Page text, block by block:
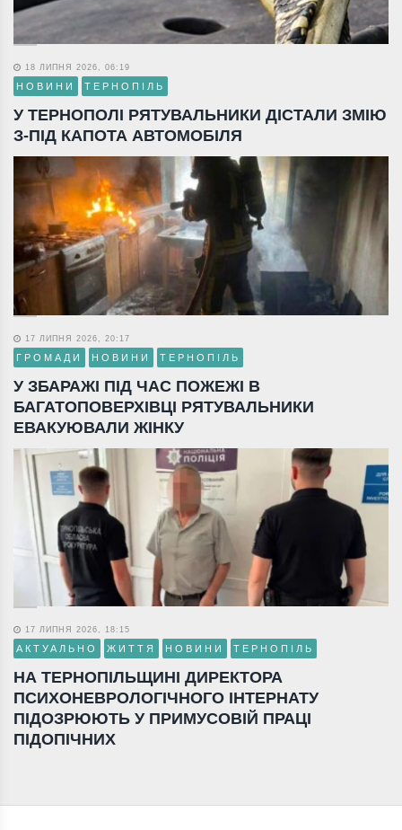
18 ЛИПНЯ 2026, 06:19
НОВИНИ ТЕРНОПІЛЬ
У ТЕРНОПОЛІ РЯТУВАЛЬНИКИ ДІСТАЛИ ЗМІЮ
З-ПІД КАПОТА АВТОМОБІЛЯ
17 ЛИПНЯ 2026, 20:17
ГРОМАДИ НОВИНИ ТЕРНОПІЛЬ
У ЗБАРАЖІ ПІД ЧАС ПОЖЕЖІ В
БАГАТОПОВЕРХІВЦІ РЯТУВАЛЬНИКИ
ЕВАКУЮВАЛИ ЖІНКУ
17 ЛИПНЯ 2026, 18:15
АКТУАЛЬНО ЖИТТЯ НОВИНИ ТЕРНОПІЛЬ
НА ТЕРНОПІЛЬЩИНІ ДИРЕКТОРА
ПСИХОНЕВРОЛОГІЧНОГО ІНТЕРНАТУ
ПІДОЗРЮЮТЬ У ПРИМУСОВІЙ ПРАЦІ
ПІДОПІЧНИХ